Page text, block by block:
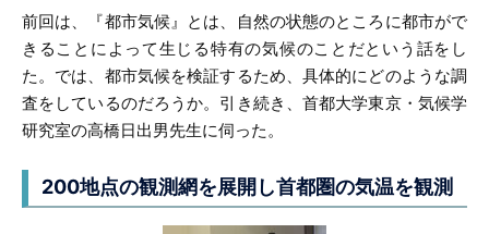
前回は、『都市気候』とは、自然の状態のところに都市がで
きることによって生じる特有の気候のことだという話をし
た。では、都市気候を検証するため、具体的にどのような調
査をしているのだろうか。引き続き、首都大学東京・気候学
研究室の高橋日出男先生に伺った。
200地点の観測網を展開し首都圏の気温を観測